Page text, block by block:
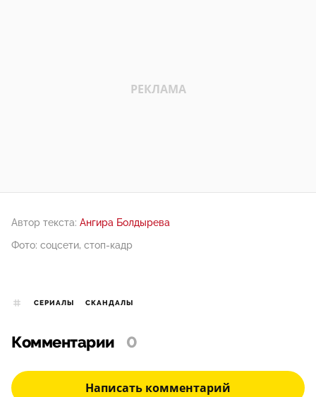
Автор текста: Ангира Болдырева
Фото: соцсети, стоп-кадр
СЕРИАЛЫ СКАНДАЛЫ
Комментарии 0
Написать комментарий